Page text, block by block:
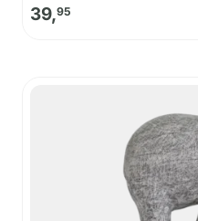
39,95